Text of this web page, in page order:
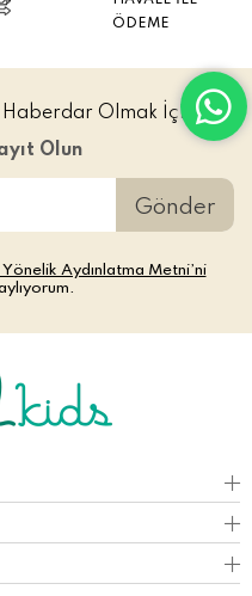
ÖDEME
Olmak İçin
Olun
Gönder
Aydınlatma Metni’ni